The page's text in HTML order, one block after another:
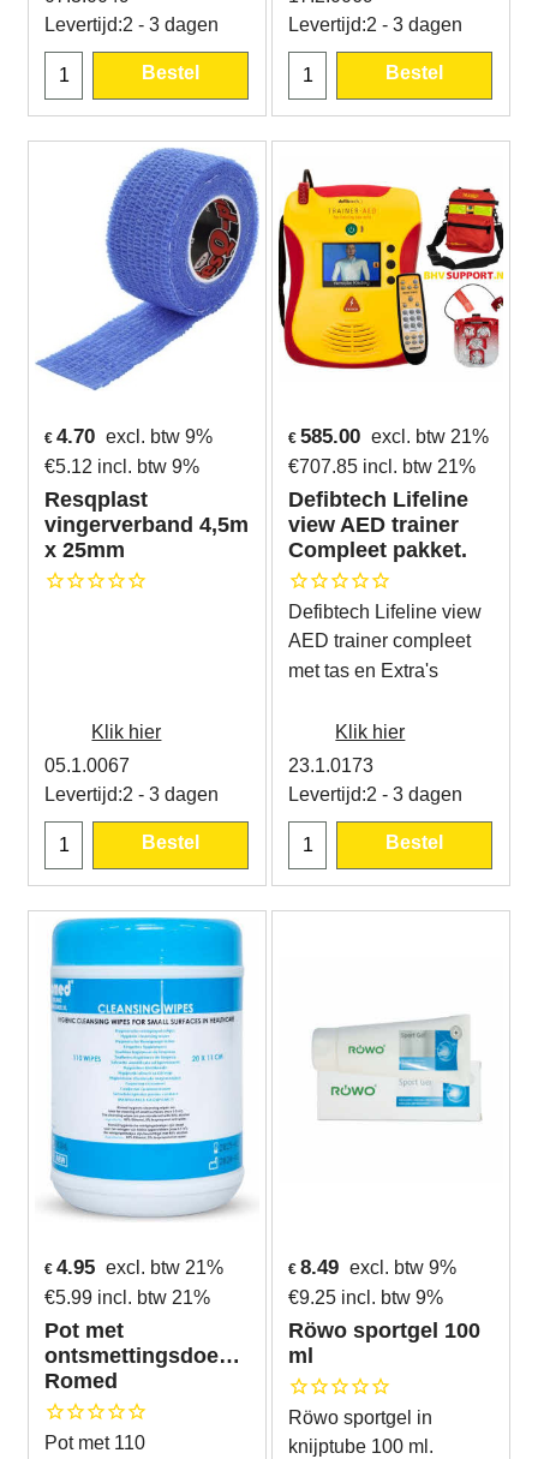
Levertijd:2 - 3 dagen
Bestel
Levertijd:2 - 3 dagen
Bestel
€ 4.70 excl. btw 9%
€5.12 incl. btw 9%
Resqplast
vingerverband 4,5m
x 25mm
Klik hier
05.1.0067
Levertijd:2 - 3 dagen
Bestel
€ 585.00 excl. btw 21%
€707.85 incl. btw 21%
Defibtech Lifeline
view AED trainer
Compleet pakket.
Defibtech Lifeline view
AED trainer compleet
met tas en Extra's
Klik hier
23.1.0173
Levertijd:2 - 3 dagen
Bestel
€ 4.95 excl. btw 21%
€5.99 incl. btw 21%
Pot met
ontsmettingsdoekjes
Romed
Pot met 110
€ 8.49 excl. btw 9%
€9.25 incl. btw 9%
Röwo sportgel 100
ml
Röwo sportgel in
knijptube 100 ml.